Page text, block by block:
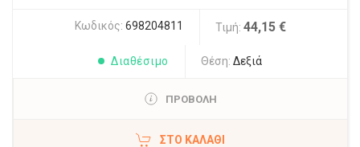
Κωδικός: 698204811 Τιμή: 44,15 €
Διαθέσιμο Θέση: Δεξιά
ΠΡΟΒΟΛΗ
ΣΤΟ ΚΑΛΆΘΙ